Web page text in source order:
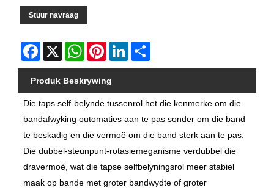
Stuur navraag
Facebook
X WhatsAppPinterestLinkedIn
Produk Beskrywing
Die taps self-belynde tussenrol het die kenmerke om die
bandafwyking outomaties aan te pas sonder om die band
te beskadig en die vermoë om die band sterk aan te pas.
Die dubbel-steunpunt-rotasiemeganisme verdubbel die
dravermoë, wat die tapse selfbelyningsrol meer stabiel
maak op bande met groter bandwydte of groter